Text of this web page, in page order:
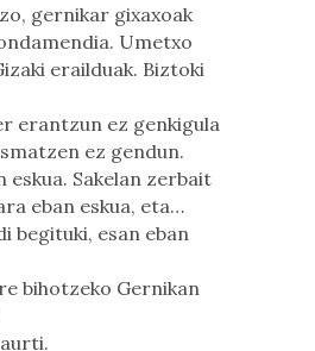
gernikar gixaxoak
Umetxo
erailduak. Biztoki
erantzun ez genkigula
ez gendun.
Sakelan zerbait
eban eskua, eta…
begituki, esan eban
bihotzeko Gernikan